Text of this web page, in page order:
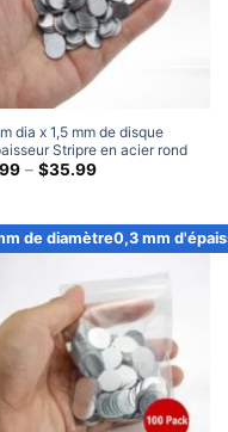
dia x 1,5 mm de disque
Stripre en acier rond
– $35.99Gamme
à
travers
de diamètre0,3 mm